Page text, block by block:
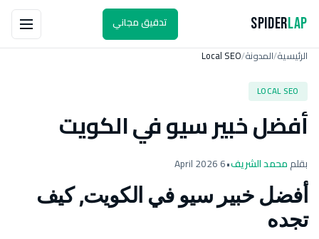
SpiderLap
تدقيق مجاني
الرئيسية/المدونة/
Local SEO
LOCAL SEO
أفضل خبير سيو في الكويت
بقلممحمد الشريف•
6 April 2026
أفضل خبير سيو في الكويت, كيف
تجده